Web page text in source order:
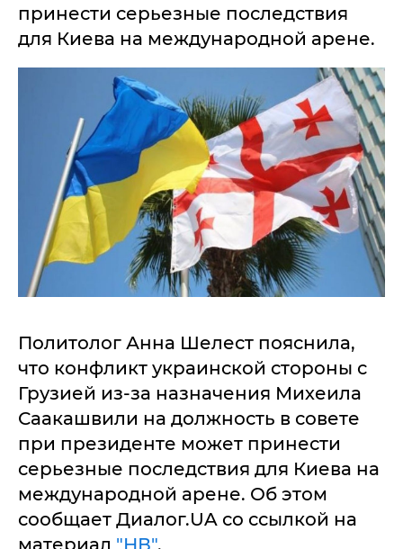
принести серьезные последствия
для Киева на международной арене.
Политолог Анна Шелест пояснила,
что конфликт украинской стороны с
Грузией из-за назначения Михеила
Саакашвили на должность в совете
при президенте может принести
серьезные последствия для Киева на
международной арене. Об этом
сообщает Диалог.UA со ссылкой на
материал "НВ".